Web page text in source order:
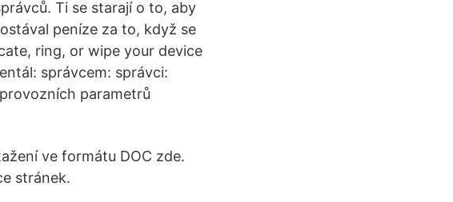
Ti se starají o to, aby
peníze za to, když se
ring, or wipe your device
správcem: správci:
parametrů
ve formátu DOC zde.
stránek.